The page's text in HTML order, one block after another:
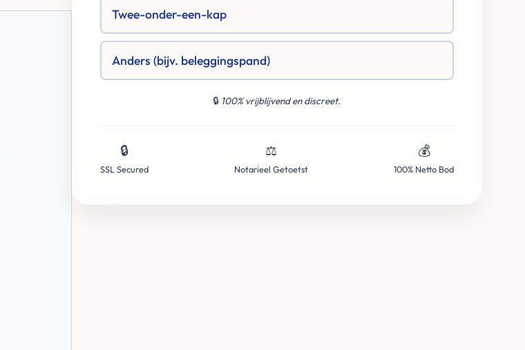
Twee-onder-een-kap
Anders (bijv. beleggingspand)
🔒 100% vrijblijvend en discreet.
🔒
SSL Secured
⚖️
Notarieel Getoetst
💰
100% Netto Bod